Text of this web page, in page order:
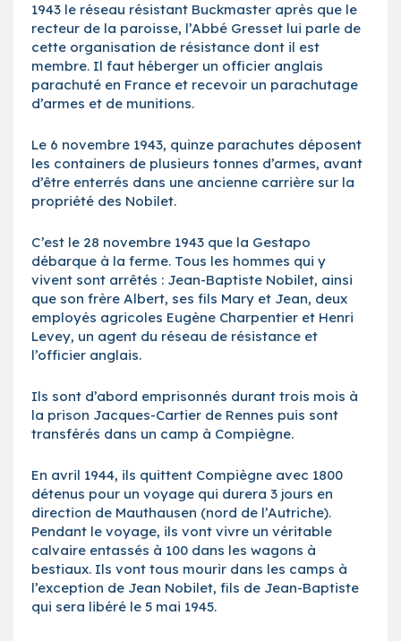
1943 le réseau résistant Buckmaster après que le
recteur de la paroisse, l’Abbé Gresset lui parle de
cette organisation de résistance dont il est
membre. Il faut héberger un officier anglais
parachuté en France et recevoir un parachutage
d’armes et de munitions.
Le 6 novembre 1943, quinze parachutes déposent
les containers de plusieurs tonnes d’armes, avant
d’être enterrés dans une ancienne carrière sur la
propriété des Nobilet.
C’est le 28 novembre 1943 que la Gestapo
débarque à la ferme. Tous les hommes qui y
vivent sont arrêtés : Jean-Baptiste Nobilet, ainsi
que son frère Albert, ses fils Mary et Jean, deux
employés agricoles Eugène Charpentier et Henri
Levey, un agent du réseau de résistance et
l’officier anglais.
Ils sont d’abord emprisonnés durant trois mois à
la prison Jacques-Cartier de Rennes puis sont
transférés dans un camp à Compiègne.
En avril 1944, ils quittent Compiègne avec 1800
détenus pour un voyage qui durera 3 jours en
direction de Mauthausen (nord de l’Autriche).
Pendant le voyage, ils vont vivre un véritable
calvaire entassés à 100 dans les wagons à
bestiaux. Ils vont tous mourir dans les camps à
l’exception de Jean Nobilet, fils de Jean-Baptiste
qui sera libéré le 5 mai 1945.